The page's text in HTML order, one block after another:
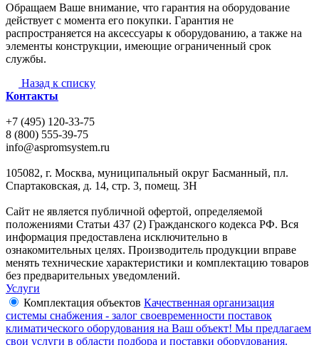
Обращаем Ваше внимание, что гарантия на оборудование
действует с момента его покупки. Гарантия не
распространяется на аксессуары к оборудованию, а также на
элементы конструкции, имеющие ограниченный срок
службы.
Назад к списку
Контакты
+7 (495) 120-33-75
8 (800) 555-39-75
info@aspromsystem.ru
105082, г. Москва, муниципальный округ Басманный, пл.
Спартаковская, д. 14, стр. 3, помещ. 3Н
Сайт не является публичной офертой, определяемой
положениями Статьи 437 (2) Гражданского кодекса РФ. Вся
информация предоставлена исключительно в
ознакомительных целях. Производитель продукции вправе
менять технические характеристики и комплектацию товаров
без предварительных уведомлений.
Услуги
Комплектация объектов Качественная организация
системы снабжения - залог своевременности поставок
климатического оборудования на Ваш объект! Мы предлагаем
свои услуги в области подбора и поставки оборудования.